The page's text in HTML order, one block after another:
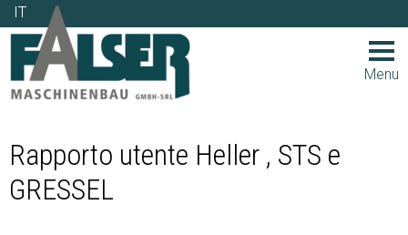
IT
IT
Menu
Rapporto utente Heller , STS e
GRESSEL